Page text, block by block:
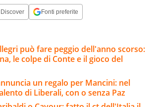
Fonti preferite
può fare peggio dell'anno scorso:
le colpe di Conte e il gioco del
un regalo per Mancini: nel
di Liberali, con o senza Paz